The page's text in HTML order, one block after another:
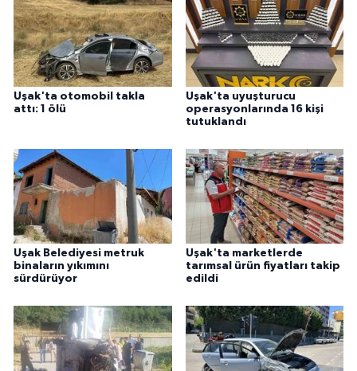
Uşak'ta otomobil takla
attı: 1 ölü
Uşak'ta uyuşturucu
operasyonlarında 16 kişi
tutuklandı
Uşak Belediyesi metruk
binaların yıkımını
sürdürüyor
Uşak'ta marketlerde
tarımsal ürün fiyatları takip
edildi
Yerel Haberler